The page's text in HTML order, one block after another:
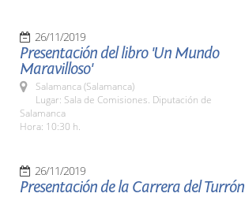
26/11/2019
Presentación del libro 'Un Mundo
Maravilloso'
Salamanca (Salamanca)
Lugar: Sala de Comisiones. Diputación de
Salamanca
Hora: 10:30 h.
26/11/2019
Presentación de la Carrera del Turrón